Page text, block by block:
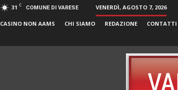
31 C COMUNE DI VARESE VENERDÌ, AGOSTO 7, 2026
CASINO NON AAMS CHI SIAMO REDAZIONE CONTATTI